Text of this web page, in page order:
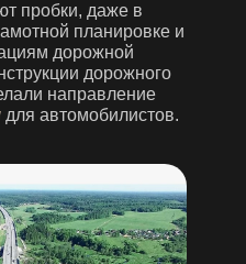
пробки, даже в
планировке и
дорожной
дорожного
направление
для автомобилистов.